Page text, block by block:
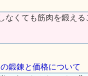
なくても筋肉を鍛え
鍛錬と価格について